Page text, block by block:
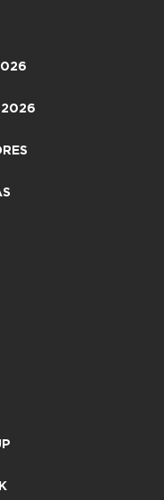
2026